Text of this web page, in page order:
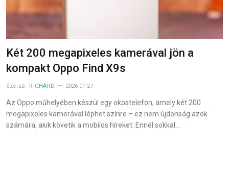
Két 200 megapixeles kamerával jön a
kompakt Oppo Find X9s
Szerző: RICHÁRD 2026-01-27
Az Oppo műhelyében készül egy okostelefon, amely két 200
megapixeles kamerával léphet színre – ez nem újdonság azok
számára, akik követik a mobilos híreket. Ennél sokkal…